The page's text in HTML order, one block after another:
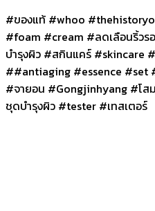
#ของแท้ #whoo
#foam #cream #ลดเลือนริ้วร
บำรุงผิว #สกินแคร์ #skincare
##antiaging #essence #set
#จายอน #Gongjinhyang #โ
ชุดบำรุงผิว #tester #เทสเตอร์